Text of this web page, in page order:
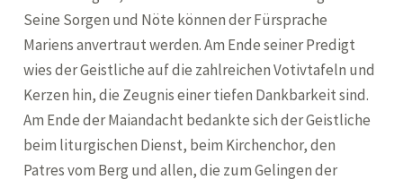
Seine Sorgen und Nöte können der Fürsprache
Mariens anvertraut werden. Am Ende seiner Predigt
wies der Geistliche auf die zahlreichen Votivtafeln und
Kerzen hin, die Zeugnis einer tiefen Dankbarkeit sind.
Am Ende der Maiandacht bedankte sich der Geistliche
beim liturgischen Dienst, beim Kirchenchor, den
Patres vom Berg und allen, die zum Gelingen der